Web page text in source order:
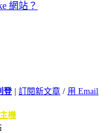
網站？
登| 訂閱新文章 / 用 Email
機